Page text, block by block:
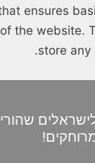
ensures
the website.
store any